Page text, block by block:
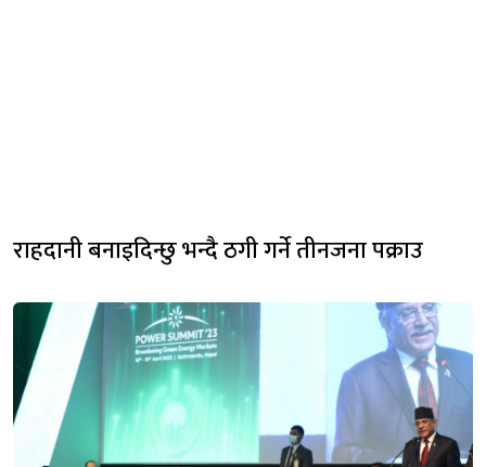
राहदानी बनाइदिन्छु भन्दै ठगी गर्ने तीनजना पक्राउ